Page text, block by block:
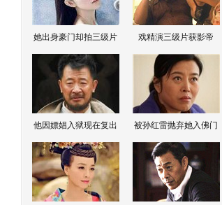
她出身豪门却拍三级片 戏精演三级片获影帝
他因嫖娼入狱现在复出 被孙红雷抛弃她入佛门